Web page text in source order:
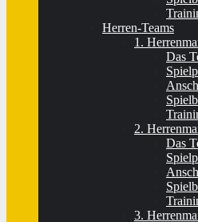
Herren-Teams
1.
Das
2.
Das
3.